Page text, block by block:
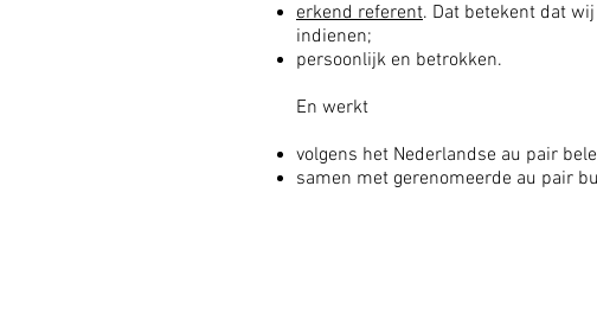
erkend referent. Dat betekent dat
indienen;
persoonlijk en betrokken.
En werkt
volgens het Nederlandse au pair
samen met gerenomeerde au pair